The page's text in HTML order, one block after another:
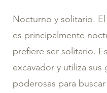
Nocturno y solitario.
es principalmente
prefiere ser solitario.
excavador y utiliza sus
poderosas para